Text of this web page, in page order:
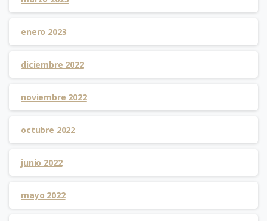
enero 2023
diciembre 2022
noviembre 2022
octubre 2022
junio 2022
mayo 2022